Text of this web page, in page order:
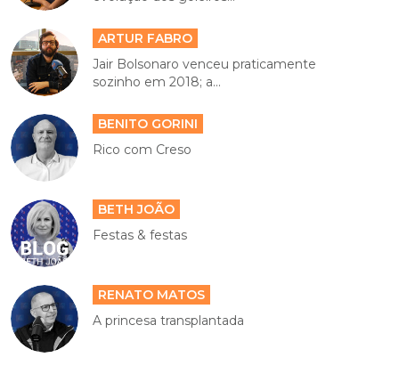
ARTUR FABRO
Jair Bolsonaro venceu praticamente
sozinho em 2018; a...
BENITO GORINI
Rico com Creso
BETH JOÃO
Festas & festas
RENATO MATOS
A princesa transplantada